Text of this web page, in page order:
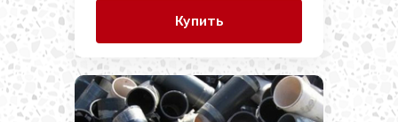
Купить